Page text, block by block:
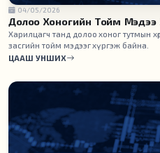
04/05/2026
Долоо Хоногийн Тойм Мэдээ
Харилцагч танд долоо хоног тутмын
засгийн тойм мэдээг хүргэж байна.
ЦААШ УНШИХ